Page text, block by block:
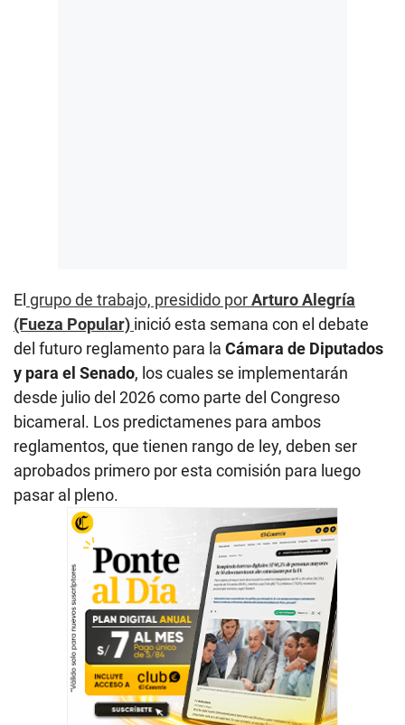
El grupo de trabajo, presidido porArturo Alegría
(Fueza Popular) inició esta semana con el debate
del futuro reglamento para la Cámara de Diputados
y para el Senado, los cuales se implementarán
desde julio del 2026 como parte del Congreso
bicameral. Los predictamenes para ambos
reglamentos, que tienen rango de ley, deben ser
aprobados primero por esta comisión para luego
pasar al pleno.